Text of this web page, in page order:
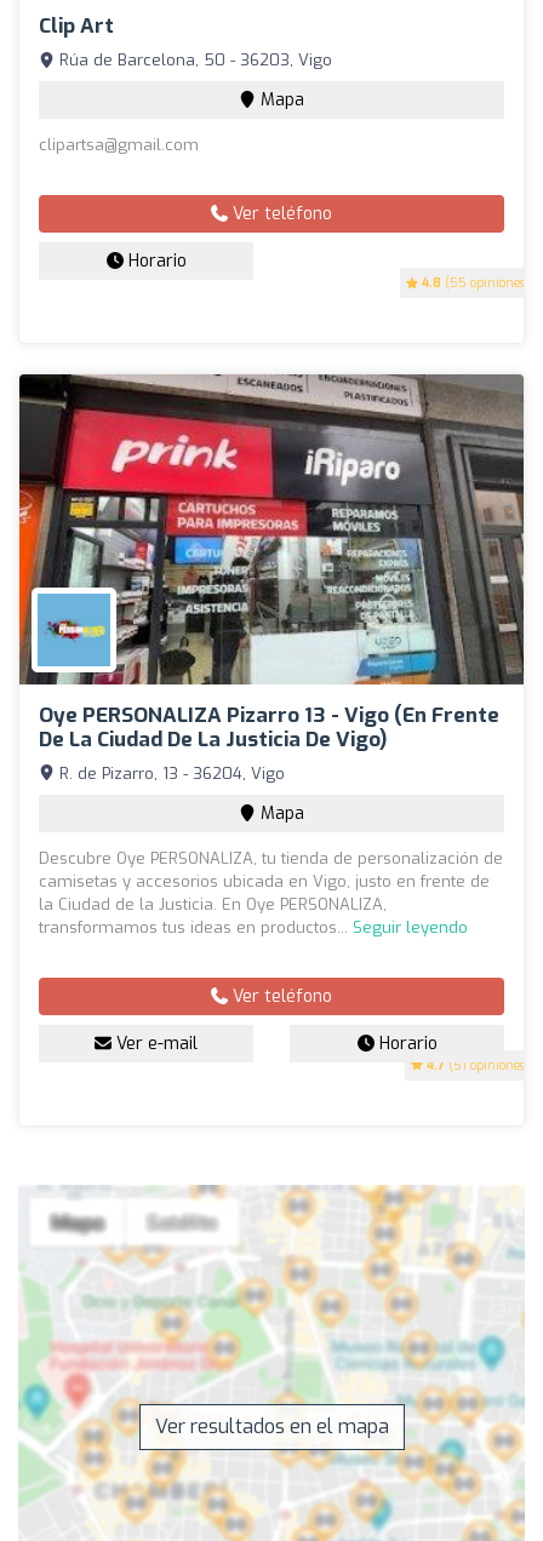
Clip Art
4.8 (55 opiniones)
Rúa de Barcelona, 50 - 36203, Vigo
Mapa
clipartsa@gmail.com
Ver teléfono
Horario
Oye PERSONALIZA Pizarro 13 - Vigo (en Frente
De La Ciudad De La Justicia De Vigo)
4.7 (51 opiniones)
R. de Pizarro, 13 - 36204, Vigo
Mapa
Descubre Oye PERSONALIZA, tu tienda de personalización de
camisetas y accesorios ubicada en Vigo, justo en frente de
la Ciudad de la Justicia. En Oye PERSONALIZA,
transformamos tus ideas en productos... Seguir leyendo
Ver teléfono
Ver e-mail Horario
Ver resultados en el mapa